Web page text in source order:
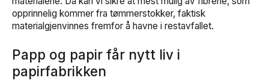
opprinnelig kommer fra tømmerstokker, faktisk
materialgjenvinnes fremfor å havne i restavfallet.
Papp og papir får nytt liv i
papirfabrikken